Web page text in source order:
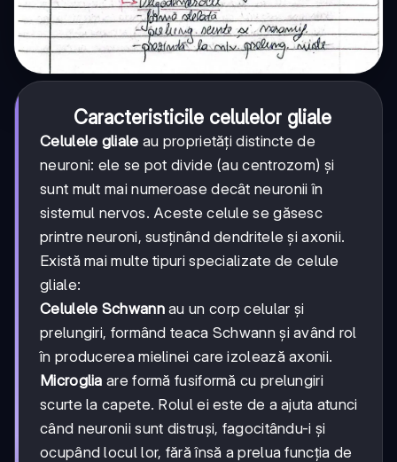
Caracteristicile celulelor gliale
Celulele gliale au proprietăți distincte de
neuroni: ele se pot divide (au centrozom) și
sunt mult mai numeroase decât neuronii în
sistemul nervos. Aceste celule se găsesc
printre neuroni, susținând dendritele și axonii.
Există mai multe tipuri specializate de celule
gliale:
Celulele Schwannau un corp celular și
prelungiri, formând teaca Schwann și având rol
în producerea mielinei care izolează axonii.
Microglia are formă fusiformă cu prelungiri
scurte la capete. Rolul ei este de a ajuta atunci
când neuronii sunt distruși, fagocitându-i și
ocupând locul lor, fără însă a prelua funcția de